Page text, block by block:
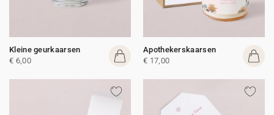
Kleine geurkaarsen
€ 6,00
Apothekerskaarsen
€ 17,00